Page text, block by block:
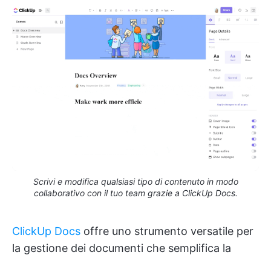
Scrivi e modifica qualsiasi tipo di contenuto in modo
collaborativo con il tuo team grazie a ClickUp Docs.
ClickUp Docs offre uno strumento versatile per
la gestione dei documenti che semplifica la